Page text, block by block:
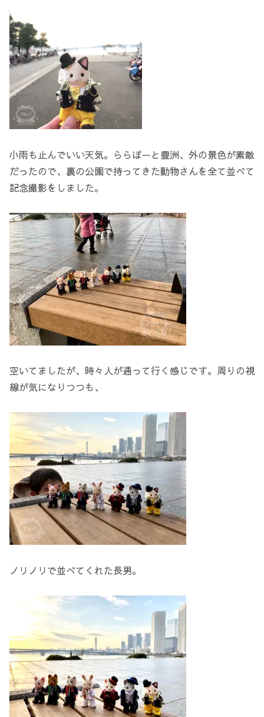
小雨も止んでいい天気。ららぽーと豊洲、外の景色が素敵
だったので、裏の公園で持ってきた動物さんを全て並べて
記念撮影をしました。
空いてましたが、時々人が通って行く感じです。周りの視
線が気になりつつも、
ノリノリで並べてくれた長男。